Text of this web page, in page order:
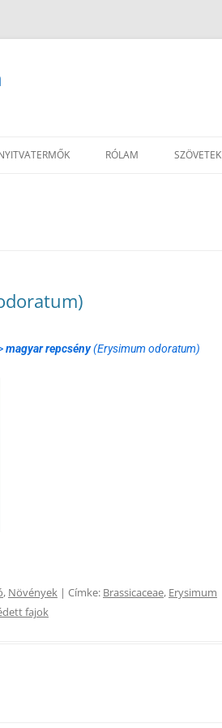
RÓLAM SZÖVETEK
magyar repcsény(Erysimum odoratum)
, Növények | Címke: Brassicaceae, Erysimum
fajok